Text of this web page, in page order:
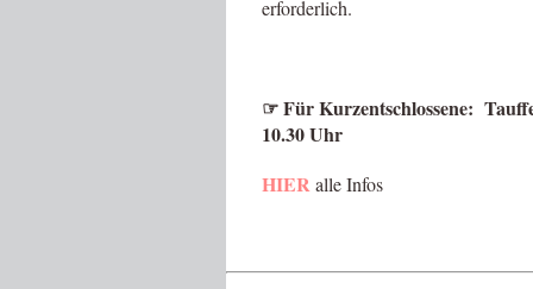
erforderlich.
☞Für Kurzentschlossene:
10.30 Uhr
HIERalle Infos